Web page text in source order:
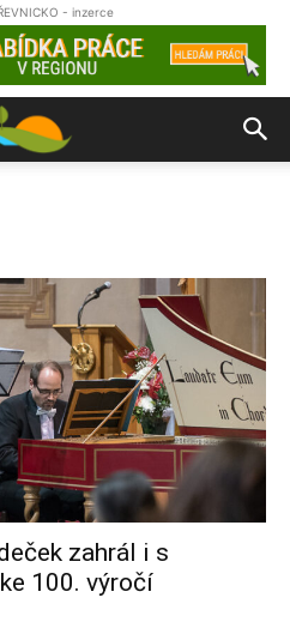
- inzerce
zahrál i s
100. výročí